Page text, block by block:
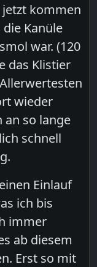
kommen
Kanüle
war. (120
das Klistier
wieder
an so lange
schnell
Einlauf
ich bis
immer
ab diesem
Erst so mit